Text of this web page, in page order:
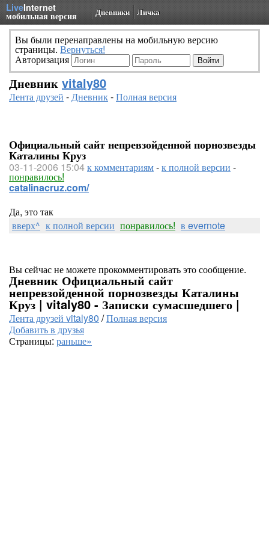
LiveInternet
мобильная версия Дневники Личка
Вы были перенаправлены на мобильную версию
страницы. Вернуться!
Авторизация
Дневник vitaly80
Лента друзей -Дневник-Полная версия
Официальный сайт непревзойденной порнозвезды
Каталины Круз
03-11-2006 15:04к комментариям-к полной версии -
понравилось!
catalinacruz.com/
Да, это так
вверх^ к полной версии понравилось! в evernote
Вы сейчас не можете прокомментировать это сообщение.
Дневник Официальный сайт
непревзойденной порнозвезды Каталины
Круз | vitaly80 - Записки сумасшедшего |
Лента друзей vitaly80 /Полная версия
Добавить в друзья
Страницы: раньше»